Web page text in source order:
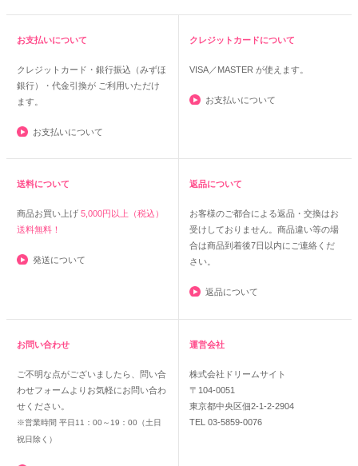
お支払いについて
クレジットカード・銀行振込（みずほ
銀行）・代金引換が ご利用いただけ
ます。
お支払いについて
クレジットカードについて
VISA／MASTER が使えます。
お支払いについて
送料について
商品お買い上げ 5,000円以上（税込）
送料無料！
発送について
返品について
お客様のご都合による返品・交換はお
受けしておりません。商品違い等の場
合は商品到着後7日以内にご連絡くだ
さい。
返品について
お問い合わせ
ご不明な点がございましたら、問い合
わせフォームよりお気軽にお問い合わ
せください。
※営業時間 平日11：00～19：00（土日
祝日除く）
運営会社
株式会社ドリームサイト
〒104-0051
東京都中央区佃2-1-2-2904
TEL 03-5859-0076